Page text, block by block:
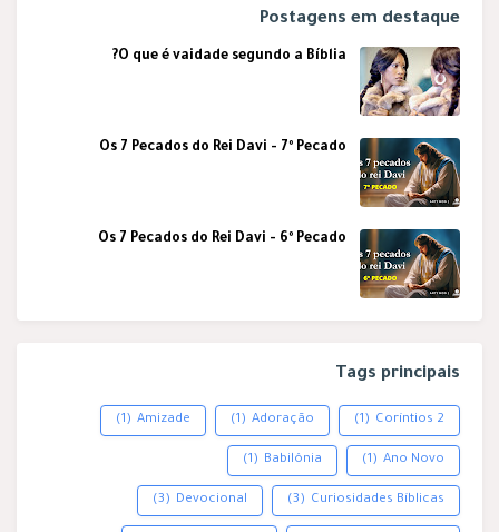
Postagens em destaque
O que é vaidade segundo a Bíblia?
Os 7 Pecados do Rei Davi - 7º Pecado
Os 7 Pecados do Rei Davi - 6º Pecado
Tags principais
2 Coríntios
(1)
Adoração
(1)
Amizade
(1)
Ano Novo
(1)
Babilônia
(1)
Curiosidades Bíblicas
(3)
Devocional
(3)